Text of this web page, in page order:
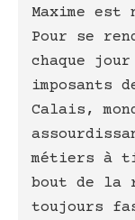
Maxime
Pour se
chaque
imposants
Calais,
métiers à
bout de la
toujours